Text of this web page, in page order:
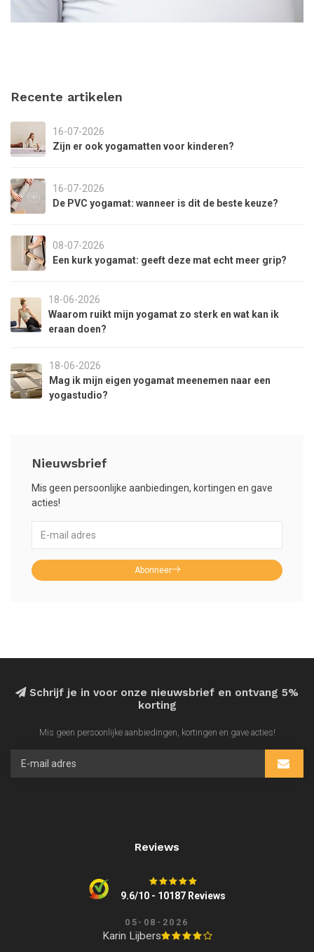
Recente artikelen
16-07-2026
Zijn er ook yogamatten voor kinderen?
16-07-2026
De PVC yogamat: wanneer is dit de beste keuze?
08-07-2026
Een kurk yogamat: geeft deze mat echt meer grip?
18-06-2026
Waarom ruikt mijn yogamat zo sterk en wat kan ik
eraan doen?
18-06-2026
Mag ik mijn eigen yogamat meenemen naar een
yogastudio?
Nieuwsbrief
Mis geen persoonlijke aanbiedingen, kortingen en gave
acties!
Abonneer
Schrijf je in voor onze nieuwsbrief en ontvang 5%
korting
Mis geen persoonlijke aanbiedingen, kortingen en gave acties!
Reviews
9.6/10 - 10187 Reviews
05-08-2026
Karin Lijbers